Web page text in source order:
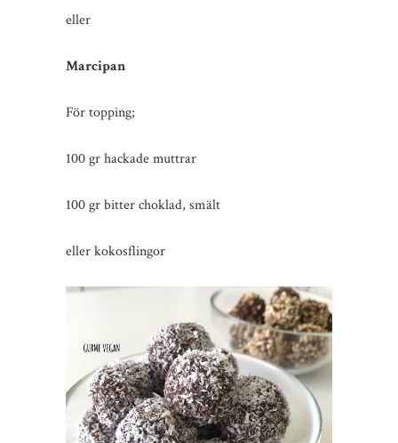
eller
Marcipan
För topping;
100 gr hackade muttrar
100 gr bitter choklad, smält
eller kokosflingor